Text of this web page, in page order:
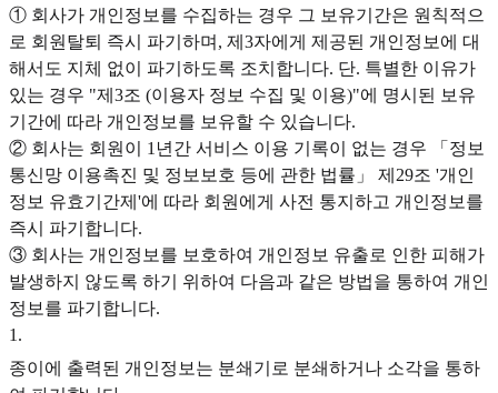
① 회사가 개인정보를 수집하는 경우 그 보유기간은 원칙적으
로 회원탈퇴 즉시 파기하며, 제3자에게 제공된 개인정보에 대
해서도 지체 없이 파기하도록 조치합니다. 단. 특별한 이유가
있는 경우 "제3조 (이용자 정보 수집 및 이용)"에 명시된 보유
기간에 따라 개인정보를 보유할 수 있습니다.
② 회사는 회원이 1년간 서비스 이용 기록이 없는 경우 「정보
통신망 이용촉진 및 정보보호 등에 관한 법률」 제29조 '개인
정보 유효기간제'에 따라 회원에게 사전 통지하고 개인정보를
즉시 파기합니다.
③ 회사는 개인정보를 보호하여 개인정보 유출로 인한 피해가
발생하지 않도록 하기 위하여 다음과 같은 방법을 통하여 개인
정보를 파기합니다.
1 .
종이에 출력된 개인정보는 분쇄기로 분쇄하거나 소각을 통하